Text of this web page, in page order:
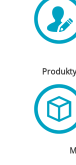
Produkty